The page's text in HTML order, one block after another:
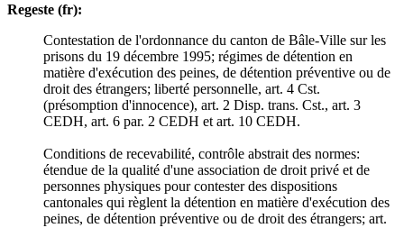
Regeste (fr):
Contestation de l'ordonnance du canton de Bâle-Ville sur les
prisons du 19 décembre 1995; régimes de détention en
matière d'exécution des peines, de détention préventive ou de
droit des étrangers; liberté personnelle, art. 4 Cst.
(présomption d'innocence), art. 2 Disp. trans. Cst., art. 3
CEDH, art. 6 par. 2 CEDH et art. 10 CEDH.
Conditions de recevabilité, contrôle abstrait des normes:
étendue de la qualité d'une association de droit privé et de
personnes physiques pour contester des dispositions
cantonales qui règlent la détention en matière d'exécution des
peines, de détention préventive ou de droit des étrangers; art.